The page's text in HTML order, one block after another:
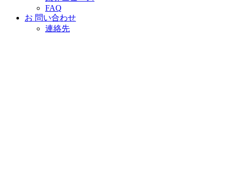
FAQ
お 問い合わせ
連絡先